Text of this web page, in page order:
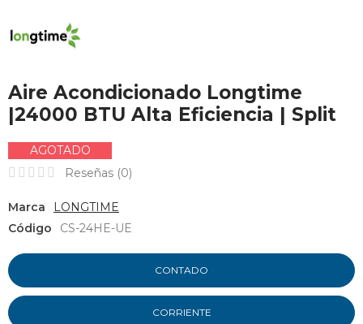
Aire Acondicionado Longtime
|24000 BTU Alta Eficiencia | Split
AGOTADO
Reseñas (0)
Marca
LONGTIME
Código
CS-24HE-UE
CONTADO
CORRIENTE